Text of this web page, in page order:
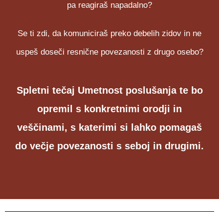
pa reagiraš napadalno?
Se ti zdi, da komuniciraš preko debelih zidov in ne
uspeš doseči resnične povezanosti z drugo osebo?
Spletni tečaj Umetnost poslušanja te bo
opremil s konkretnimi orodji in
veščinami, s katerimi si lahko pomagaš
do večje povezanosti s seboj in drugimi.